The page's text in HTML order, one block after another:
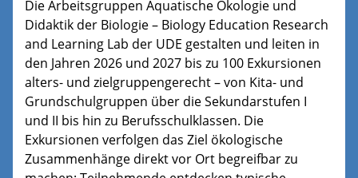
Die Arbeitsgruppen Aquatische Ökologie und
Didaktik der Biologie – Biology Education Research
and Learning Lab der UDE gestalten und leiten in
den Jahren 2026 und 2027 bis zu 100 Exkursionen
alters- und zielgruppengerecht – von Kita- und
Grundschulgruppen über die Sekundarstufen I
und II bis hin zu Berufsschulklassen. Die
Exkursionen verfolgen das Ziel ökologische
Zusammenhänge direkt vor Ort begreifbar zu